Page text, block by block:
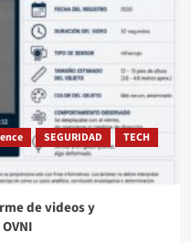
SEGURIDAD
TECH
de videos y